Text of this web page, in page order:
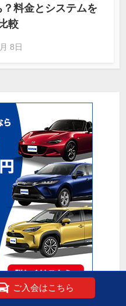
料金とシステムを
較
8日
ご入会はこちら